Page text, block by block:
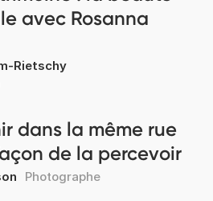
avec Rosanna
Rietschy
dans la même rue
de la percevoir
Photographe